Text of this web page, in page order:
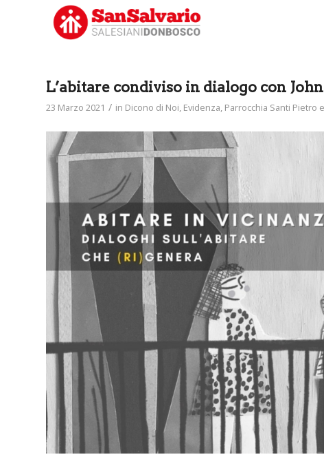
L’abitare condiviso in dialogo con
23 Marzo 2021 / in Dicono di Noi, Evidenza, Parrocchia Santi Pietro